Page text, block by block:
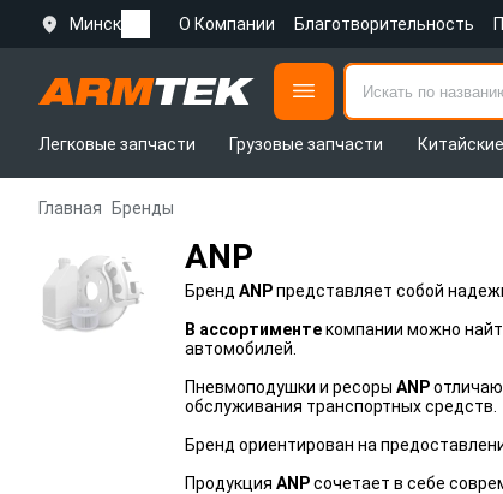
Минск О Компании Благотворительность
Легковые запчасти
Грузовые запчасти
Главная Бренды
ANP
Бренд ANPпредставляет собой
В ассортиментекомпании можно
автомобилей.
Пневмоподушки и ресоры ANP
обслуживания транспортных средств.
Бренд ориентирован на
Продукция ANPсочетает в себе